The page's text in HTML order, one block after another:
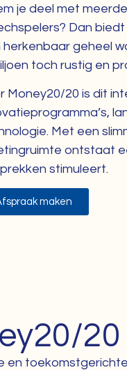
je deel met
Dan biedt
herkenbaar geheel
toch rustig en
Money20/20 is dit
Met een
ontstaat
stimuleert.
maken
20